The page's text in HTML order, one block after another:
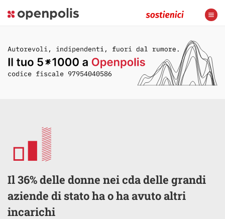
Il 36% delle donne nei cda delle grandi
aziende di stato ha o ha avuto altri
incarichi